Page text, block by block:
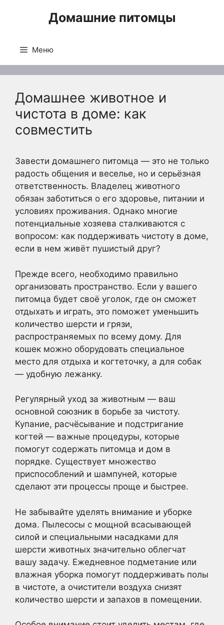
Домашние питомцы
Меню
Домашнее животное и
чистота в доме: как
совместить
Завести домашнего питомца — это не только
радость общения и веселье, но и серьёзная
ответственность. Владелец животного
обязан заботиться о его здоровье, питании и
условиях проживания. Однако многие
потенциальные хозяева сталкиваются с
вопросом: как поддерживать чистоту в доме,
если в нем живёт пушистый друг?
Прежде всего, необходимо правильно
организовать пространство. Если у вашего
питомца будет своё уголок, где он сможет
отдыхать и играть, это поможет уменьшить
количество шерсти и грязи,
распространяемых по всему дому. Для
кошек можно оборудовать специальное
место для отдыха и когтеточку, а для собак
— удобную лежанку.
Регулярный уход за животным — ваш
основной союзник в борьбе за чистоту.
Купание, расчёсывание и подстригание
когтей — важные процедуры, которые
помогут содержать питомца и дом в
порядке. Существует множество
приспособлений и шампуней, которые
сделают эти процессы проще и быстрее.
Не забывайте уделять внимание и уборке
дома. Пылесосы с мощной всасывающей
силой и специальными насадками для
шерсти животных значительно облегчат
вашу задачу. Ежедневное подметание или
влажная уборка помогут поддерживать полы
в чистоте, а очистители воздуха снизят
количество шерсти и запахов в помещении.